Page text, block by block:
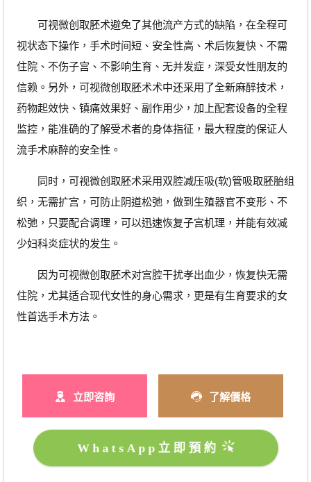
可视微创取胚术避免了其他流产方式的缺陷，在全程可
视状态下操作，手术时间短、安全性高、术后恢复快、不需
住院、不伤子宫、不影响生育、无并发症，深受女性朋友的
信赖。另外，可视微创取胚术术中还采用了全新麻醉技术，
药物起效快、镇痛效果好、副作用少，加上配套设备的全程
监控，能准确的了解受术者的身体指征，最大程度的保证人
流手术麻醉的安全性。
同时，可视微创取胚术采用双腔减压吸(软)管吸取胚胎组
织，无需扩宫，可防止阴道松弛，做到生殖器官不变形、不
松弛，只要配合调理，可以迅速恢复子宫机理，并能有效减
少妇科炎症状的发生。
因为可视微创取胚术对宫腔干扰孝出血少，恢复快无需
住院，尤其适合现代女性的身心需求，更是有生育要求的女
性首选手术方法。
立即咨詢 了解價格
WhatsApp立即預約